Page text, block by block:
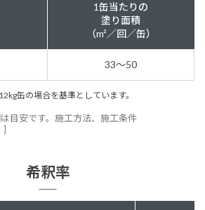
1缶当たりの
塗り面積
（m²／回／缶）
33～50
缶の場合を基準としています。
目安です。施工方法、施工条件
}
希釈率